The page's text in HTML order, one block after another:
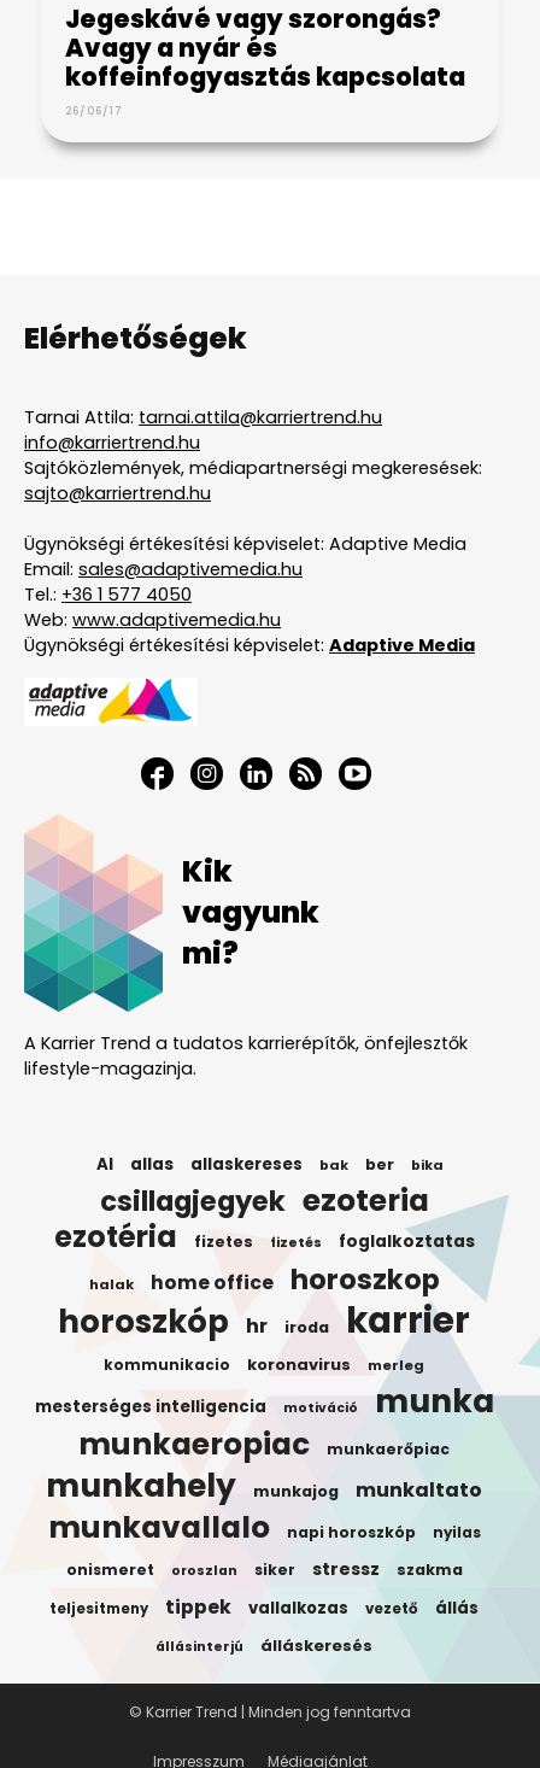
Jegeskávé vagy szorongás?
Avagy a nyár és
koffeinfogyasztás kapcsolata
26/06/17
Elérhetőségek
Tarnai Attila: tarnai.attila@karriertrend.hu
info@karriertrend.hu
Sajtóközlemények, médiapartnerségi megkeresések:
sajto@karriertrend.hu
Ügynökségi értékesítési képviselet: Adaptive Media
Email: sales@adaptivemedia.hu
Tel.: +36 1 577 4050
Web: www.adaptivemedia.hu
Ügynökségi értékesítési képviselet: Adaptive Media
Kik
vagyunk
mi?
A Karrier Trend a tudatos karrierépítők, önfejlesztők
lifestyle-magazinja.
AI allas allaskereses bak ber bika
csillagjegyek ezoteria
ezotéria fizetes fizetés foglalkoztatas
halak home office horoszkop
horoszkóp hr iroda karrier
kommunikacio koronavirus merleg
mesterséges intelligencia motiváció munka
munkaeropiac munkaerőpiac
munkahely munkajog munkaltato
munkavallalo napi horoszkóp nyilas
onismeret oroszlan siker stressz szakma
teljesitmeny tippek vallalkozas vezető állás
állásinterjú álláskeresés
Impresszum Médiaajánlat
© Karrier Trend | Minden jog fenntartva